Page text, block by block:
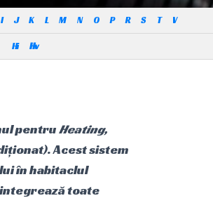
I J K L M N O P R S T V
Hi Hv
pentruHeating,
Acest sistem
în habitaclul
toate